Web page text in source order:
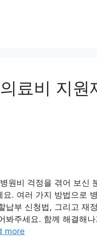
료비 지원
원비 걱정을 겪어 보신
. 여러 가지 방법으로
납부 신청법, 그리고 재
봐주세요. 함께 해결해
more